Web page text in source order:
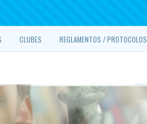
CLUBES REGLAMENTOS / PROTOCOLOS